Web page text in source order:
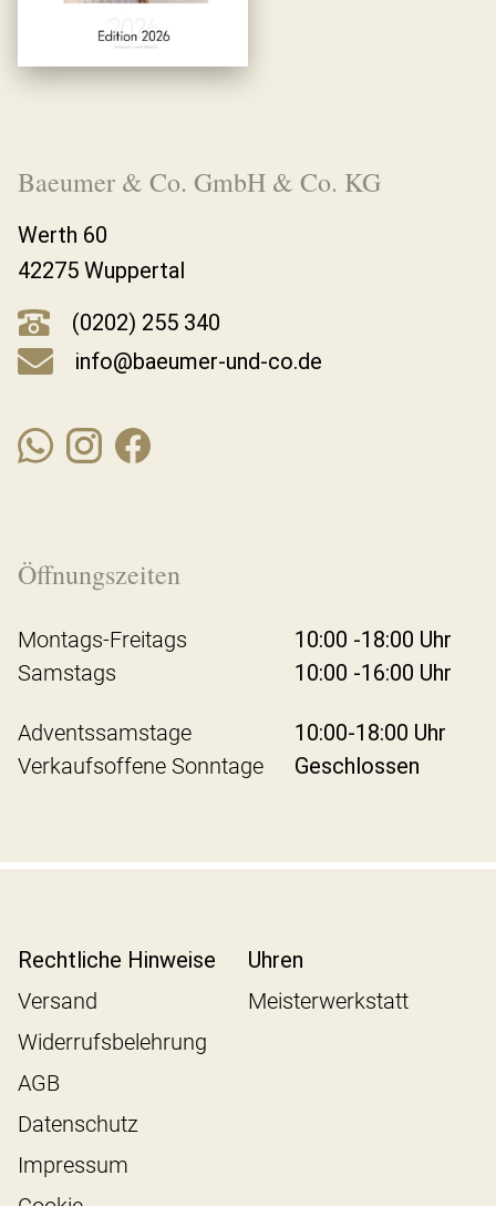
Baeumer & Co. GmbH & Co. KG
Werth 60
42275 Wuppertal
(0202) 255 340
info@baeumer-und-co.de
Öffnungszeiten
Montags-Freitags
10:00 -18:00 Uhr
Samstags
10:00 -16:00 Uhr
Adventssamstage
10:00-18:00 Uhr
Verkaufsoffene Sonntage
Geschlossen
Rechtliche Hinweise
Versand
Widerrufsbelehrung
AGB
Datenschutz
Impressum
Uhren
Meisterwerkstatt